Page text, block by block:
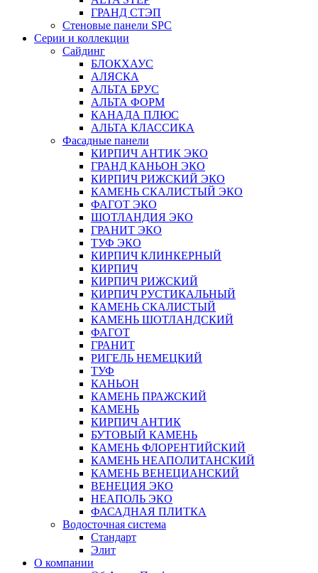
ГРАНД СТЭП
Стеновые панели SPC
Серии и коллекции
Сайдинг
БЛОКХАУС
АЛЯСКА
АЛЬТА БРУС
АЛЬТА ФОРМ
КАНАДА ПЛЮС
АЛЬТА КЛАССИКА
Фасадные панели
КИРПИЧ АНТИК ЭКО
ГРАНД КАНЬОН ЭКО
КИРПИЧ РИЖСКИЙ ЭКО
КАМЕНЬ СКАЛИСТЫЙ ЭКО
ФАГОТ ЭКО
ШОТЛАНДИЯ ЭКО
ГРАНИТ ЭКО
ТУФ ЭКО
КИРПИЧ КЛИНКЕРНЫЙ
КИРПИЧ
КИРПИЧ РИЖСКИЙ
КИРПИЧ РУСТИКАЛЬНЫЙ
КАМЕНЬ СКАЛИСТЫЙ
КАМЕНЬ ШОТЛАНДСКИЙ
ФАГОТ
ГРАНИТ
РИГЕЛЬ НЕМЕЦКИЙ
ТУФ
КАНЬОН
КАМЕНЬ ПРАЖСКИЙ
КАМЕНЬ
КИРПИЧ АНТИК
БУТОВЫЙ КАМЕНЬ
КАМЕНЬ ФЛОРЕНТИЙСКИЙ
КАМЕНЬ НЕАПОЛИТАНСКИЙ
КАМЕНЬ ВЕНЕЦИАНСКИЙ
ВЕНЕЦИЯ ЭКО
НЕАПОЛЬ ЭКО
ФАСАДНАЯ ПЛИТКА
Водосточная система
Стандарт
Элит
О компании